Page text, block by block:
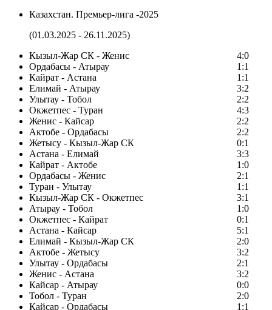
Казахстан. Премьер-лига -2025
(01.03.2025 - 26.11.2025)
Кызыл-Жар СК - Женис
4:0
Ордабасы - Атырау
1:1
Кайрат - Астана
1:1
Елимай - Атырау
3:2
Улытау - Тобол
2:2
Окжетпес - Туран
4:3
Женис - Кайсар
2:2
Актобе - Ордабасы
2:2
Жетысу - Кызыл-Жар СК
0:1
Астана - Елимай
3:3
Кайрат - Актобе
1:0
Ордабасы - Женис
2:1
Туран - Улытау
1:1
Кызыл-Жар СК - Окжетпес
3:1
Атырау - Тобол
1:0
Окжетпес - Кайрат
0:1
Астана - Кайсар
5:1
Елимай - Кызыл-Жар СК
2:0
Актобе - Жетысу
3:2
Улытау - Ордабасы
2:1
Женис - Астана
3:2
Кайсар - Атырау
0:0
Тобол - Туран
2:0
Кайсар - Ордабасы
1:1